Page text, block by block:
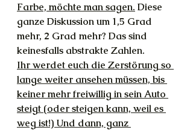
Farbe, möchte man sagen. Diese
ganze Diskussion um 1,5 Grad
mehr, 2 Grad mehr? Das sind
keinesfalls abstrakte Zahlen.
Ihr werdet euch die Zerstörung so
lange weiter ansehen müssen, bis
keiner mehr freiwillig in sein Auto
steigt (oder steigen kann, weil es
weg ist!) Und dann, ganz